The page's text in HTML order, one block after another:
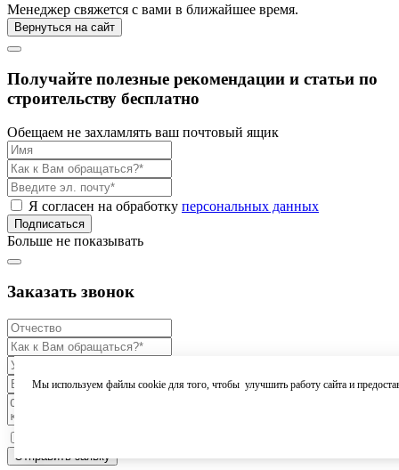
Менеджер свяжется с вами в ближайшее время.
Вернуться на сайт
Получайте полезные рекомендации и статьи по
строительству бесплатно
Обещаем не захламлять ваш почтовый ящик
Я согласен на обработку персональных данных
Подписаться
Больше не показывать
Заказать звонок
Отправить заявку
Мы используем файлы cookie для того, чтобы улучшить работу сайта и